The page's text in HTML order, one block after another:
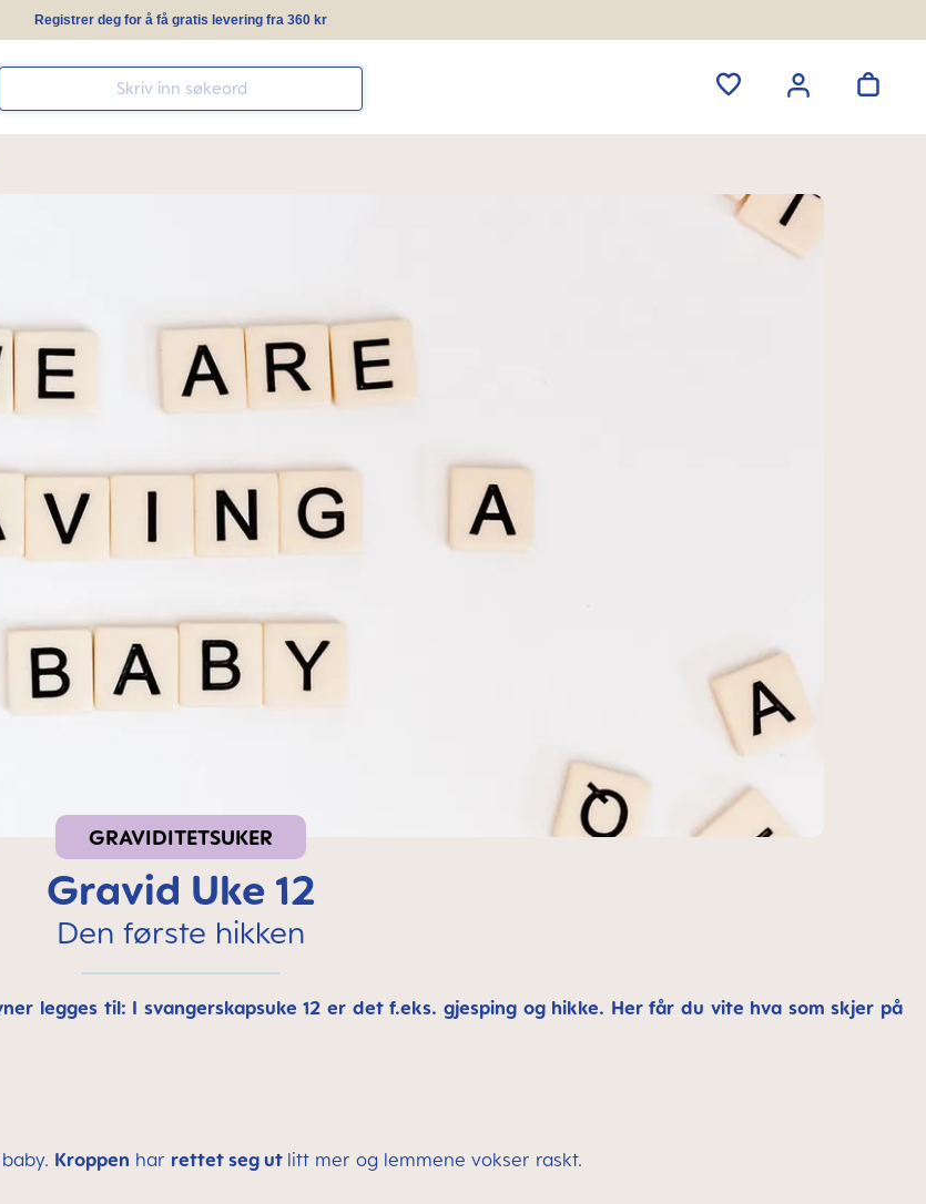
Registrer deg for å få gratis levering fra 360 kr
GRAVIDITETSUKER
Gravid Uke 12
Den første hikken
legges til: I svangerskapsuke 12 er det f.eks. gjesping og hikke. Her får du vite hva som skjer på
Kroppen har rettet seg ut litt mer og lemmene vokser raskt.